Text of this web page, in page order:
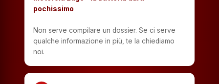
pochissimo
Non serve compilare un dossier. Se ci serve
qualche informazione in più, te la chiediamo
noi.